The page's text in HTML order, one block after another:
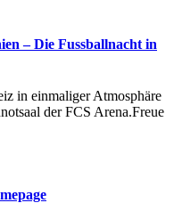
– Die Fussballnacht in
in einmaliger Atmosphäre
der FCS Arena.Freue